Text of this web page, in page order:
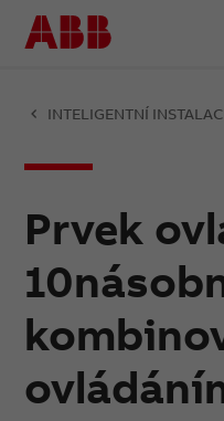
INTELIGENTNÍ
Prvek